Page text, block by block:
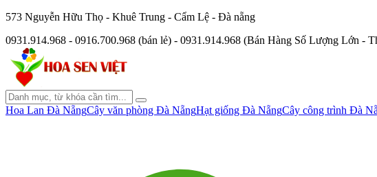
573 Nguyễn Hữu Thọ - Khuê Trung - Cẩm Lệ - Đà nẵng
0931.914.968 - 0916.700.968 (bán lẻ) - 0931.914.968 (Bán Hàng Số Lượng Lớn -
Hoa Lan Đà NẵngCây văn phòng Đà NẵngHạt giống Đà NẵngCây công trình Đà